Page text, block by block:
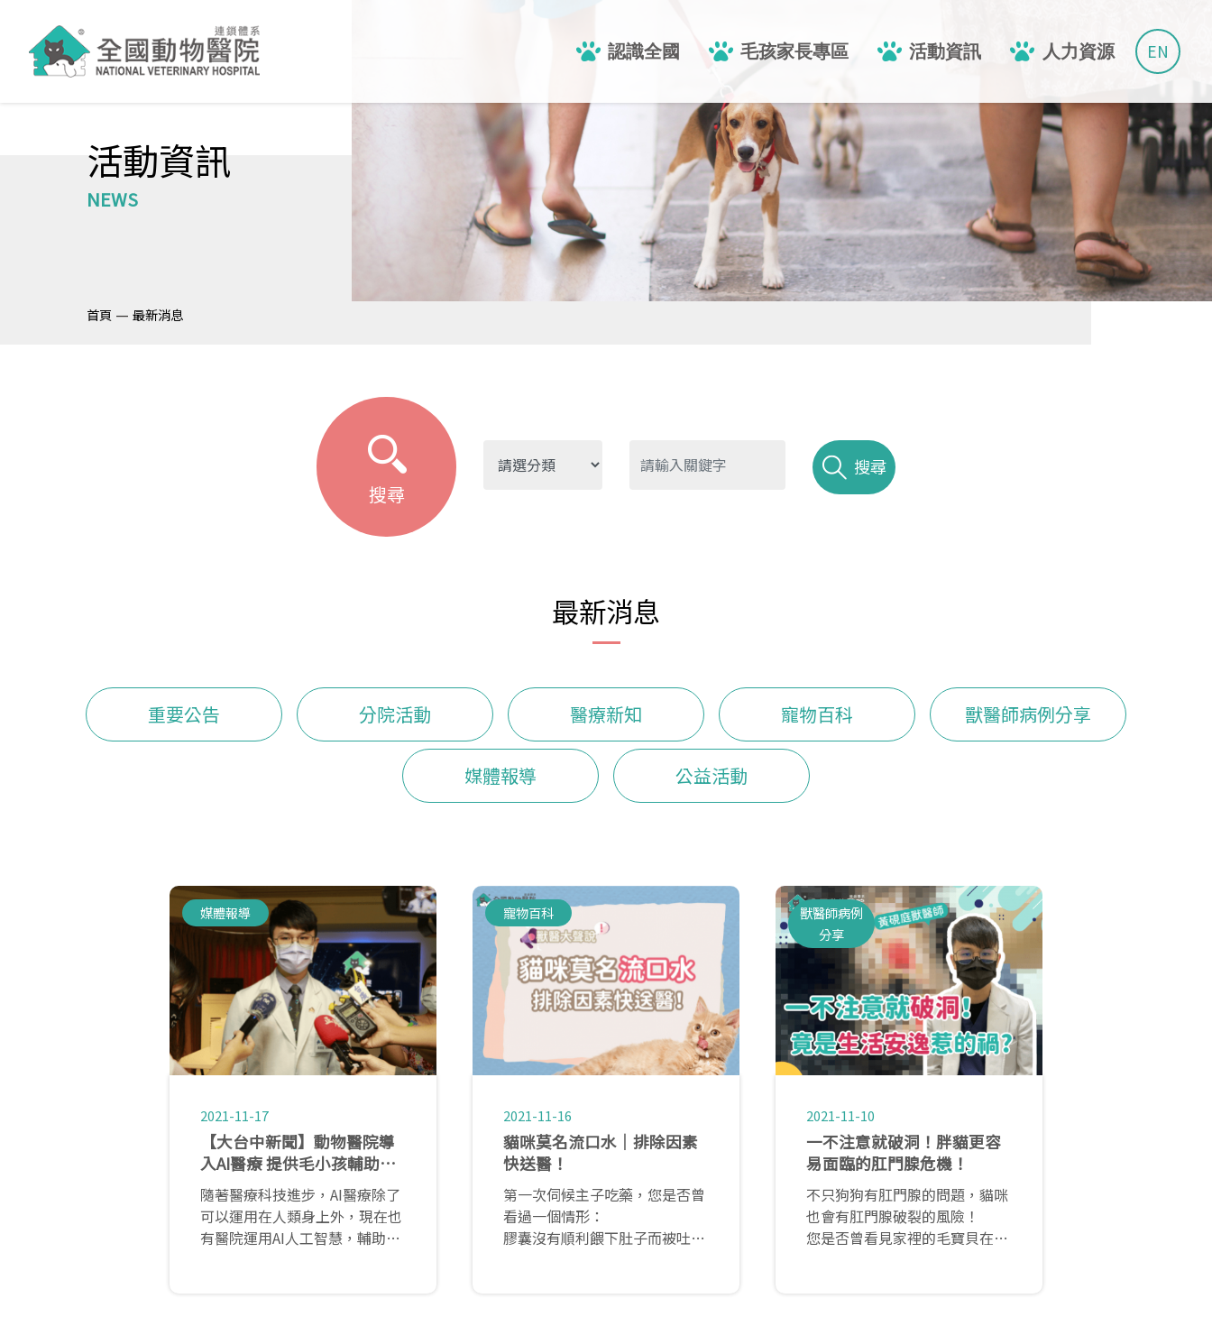
認識全國 毛孩家長專區 活動資訊 人力資源 EN
活動資訊
NEWS
首頁 — 最新消息
搜尋
搜尋
最新消息
重要公告 分院活動 醫療新知 寵物百科 獸醫師病例分享
媒體報導 公益活動
媒體報導
2021-11-17
【大台中新聞】動物醫院導
入AI醫療 提供毛小孩輔助治
療
隨著醫療科技進步，AI醫療除了
可以運用在人類身上外，現在也
有醫院運用AI人工智慧，輔助毛
寵物百科
2021-11-16
貓咪莫名流口水│排除因素
快送醫！
第一次伺候主子吃藥，您是否曾
看過一個情形：
膠囊沒有順利餵下肚子而被吐
獸醫師病例
分享
2021-11-10
一不注意就破洞！胖貓更容
易面臨的肛門腺危機！
不只狗狗有肛門腺的問題，貓咪
也會有肛門腺破裂的風險！
您是否曾看見家裡的毛寶貝在地